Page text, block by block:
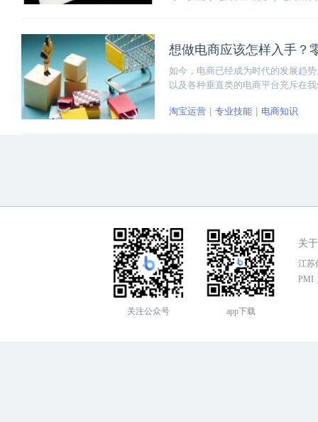
想做电商应该怎样入手？
如今，电商已经成为时代的发展趋
以及各种垂直类的电商平台充斥在
淘宝运营
专业技能 电商知识
关注公众号 app下载
关
江苏
PMI